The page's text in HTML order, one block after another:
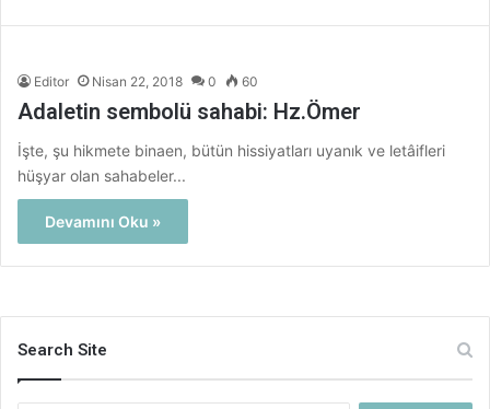
Editor Nisan 22, 2018 0 60
Adaletin sembolü sahabi: Hz.Ömer
İşte, şu hikmete binaen, bütün hissiyatları uyanık ve letâifleri
hüşyar olan sahabeler...
Devamını Oku »
Search Site